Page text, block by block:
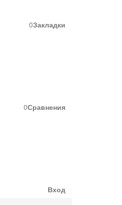
0Закладки
0Сравнения
Вход